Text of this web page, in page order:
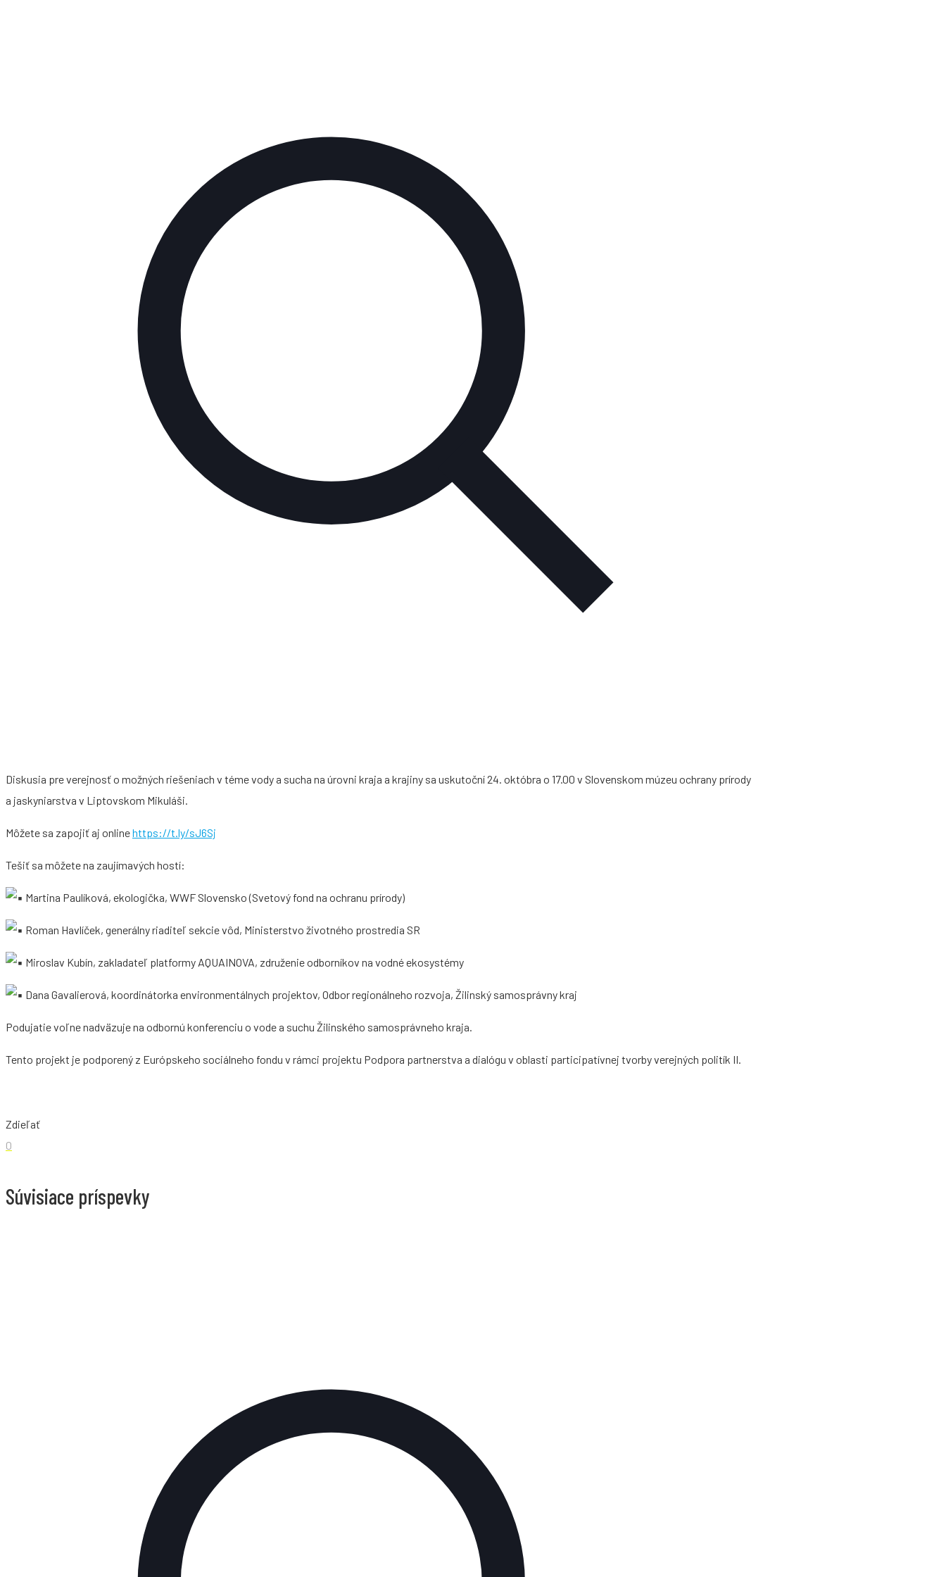
Diskusia pre verejnosť o možných riešeniach v téme vody a sucha na úrovni kraja a krajiny sa uskutoční 24. októbra o 17.00 v Slovenskom múzeu ochrany prírody
a jaskyniarstva v Liptovskom Mikuláši.
Môžete sa zapojiť aj onlinehttps://t.ly/sJ6Sj
Tešiť sa môžete na zaujímavých hostí:
Martina Paulíková, ekologička, WWF Slovensko (Svetový fond na ochranu prírody)
Roman Havlíček, generálny riaditeľ sekcie vôd, Ministerstvo životného prostredia SR
Miroslav Kubín, zakladateľ platformy AQUAINOVA, združenie odborníkov na vodné ekosystémy
Dana Gavalierová, koordinátorka environmentálnych projektov, Odbor regionálneho rozvoja, Žilinský samosprávny kraj
Podujatie voľne nadväzuje na odbornú konferenciu o vode a suchu Žilinského samosprávneho kraja.
Tento projekt je podporený z Európskeho sociálneho fondu v rámci projektu Podpora partnerstva a dialógu v oblasti participatívnej tvorby verejných politík II.
Zdieľať
0
Súvisiace príspevky